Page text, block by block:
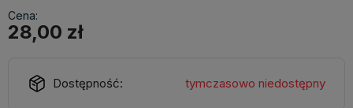
Cena:
28,00 zł
Dostępność: tymczasowo niedostępny